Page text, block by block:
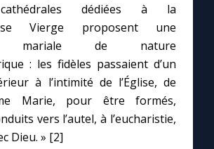
dédiées à la
Vierge proposent une
mariale de nature
: les fidèles passaient d’un
à l’intimité de l’Église, de
Marie, pour être formés,
vers l’autel, à l’eucharistie,
Dieu. » [2]